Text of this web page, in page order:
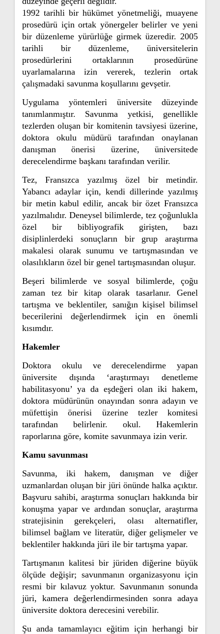
1992 tarihli bir hükümet yönetmeliği, muayene
prosedürü için ortak yönergeler belirler ve yeni
bir düzenleme yürürlüğe girmek üzeredir. 2005
tarihli bir düzenleme, üniversitelerin
prosedürlerini ortaklarının prosedürüne
uyarlamalarına izin vererek, tezlerin ortak
çalışmadaki savunma koşullarını gevşetir.
Uygulama yöntemleri üniversite düzeyinde
tanımlanmıştır. Savunma yetkisi, genellikle
tezlerden oluşan bir komitenin tavsiyesi üzerine,
doktora okulu müdürü tarafından onaylanan
danışman önerisi üzerine, üniversitede
derecelendirme başkanı tarafından verilir.
Tez, Fransızca yazılmış özel bir metindir.
Yabancı adaylar için, kendi dillerinde yazılmış
bir metin kabul edilir, ancak bir özet Fransızca
yazılmalıdır. Deneysel bilimlerde, tez çoğunlukla
özel bir bibliyografik girişten, bazı
disiplinlerdeki sonuçların bir grup araştırma
makalesi olarak sunumu ve tartışmasından ve
olasılıkların özel bir genel tartışmasından oluşur.
Beşeri bilimlerde ve sosyal bilimlerde, çoğu
zaman tez bir kitap olarak tasarlanır. Genel
tartışma ve beklentiler, sanığın kişisel bilimsel
becerilerini değerlendirmek için en önemli
kısımdır.
Hakemler
Doktora okulu ve derecelendirme yapan
üniversite dışında ‘araştırmayı denetleme
habilitasyonu’ ya da eşdeğeri olan iki hakem,
doktora müdürünün onayından sonra adayın ve
müfettişin önerisi üzerine tezler komitesi
tarafından belirlenir. okul. Hakemlerin
raporlarına göre, komite savunmaya izin verir.
Kamu savunması
Savunma, iki hakem, danışman ve diğer
uzmanlardan oluşan bir jüri önünde halka açıktır.
Başvuru sahibi, araştırma sonuçları hakkında bir
konuşma yapar ve ardından sonuçlar, araştırma
stratejisinin gerekçeleri, olası alternatifler,
bilimsel bağlam ve literatür, diğer gelişmeler ve
beklentiler hakkında jüri ile bir tartışma yapar.
Tartışmanın kalitesi bir jüriden diğerine büyük
ölçüde değişir; savunmanın organizasyonu için
resmi bir kılavuz yoktur. Savunmanın sonunda
jüri, kamera değerlendirmesinden sonra adaya
üniversite doktora derecesini verebilir.
Şu anda tamamlayıcı eğitim için herhangi bir